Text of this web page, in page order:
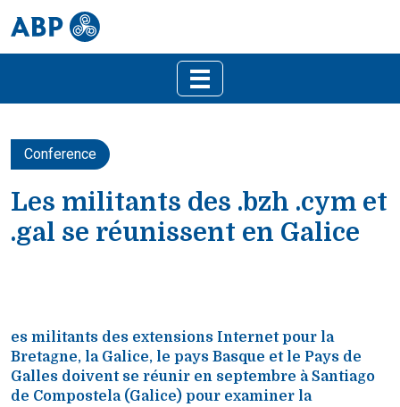
Conference
Les militants des .bzh .cym et
.gal se réunissent en Galice
es militants des extensions Internet pour la
Bretagne, la Galice, le pays Basque et le Pays de
Galles doivent se réunir en septembre à Santiago
de Compostela (Galice) pour examiner la